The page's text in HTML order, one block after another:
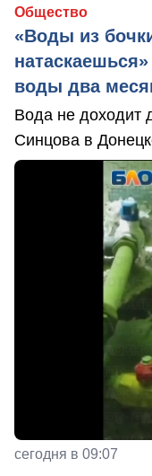
Общество
«Воды из
воды два
Вода не доходит
Синцова в
сегодня в 09:07